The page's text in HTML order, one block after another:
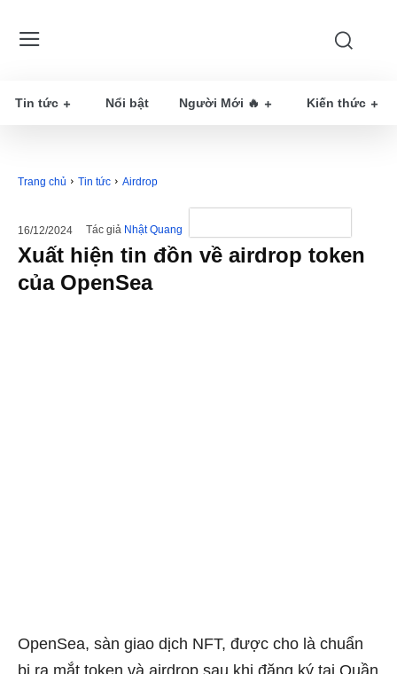
Tin tức Nổi bật Người Mới 🔥 Kiến thức
Trang chủ Tin tức Airdrop
16/12/2024 Tác giả Nhật Quang
Xuất hiện tin đồn về airdrop token
của OpenSea
OpenSea, sàn giao dịch NFT, được cho là chuẩn